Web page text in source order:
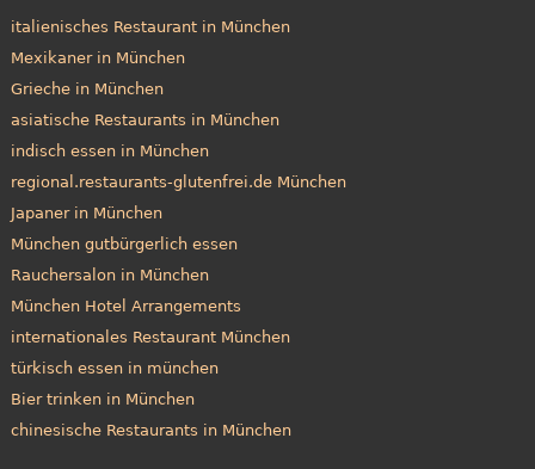
italienisches Restaurant in München
Mexikaner in München
Grieche in München
asiatische Restaurants in München
indisch essen in München
regional.restaurants-glutenfrei.de München
Japaner in München
München gutbürgerlich essen
Rauchersalon in München
München Hotel Arrangements
internationales Restaurant München
türkisch essen in münchen
Bier trinken in München
chinesische Restaurants in München